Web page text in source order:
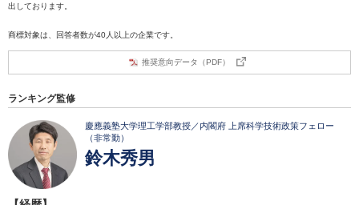
出しております。
商標対象は、回答者数が40人以上の企業です。
推奨意向データ（PDF）
ランキング監修
慶應義塾大学理工学部教授／内閣府 上席科学技術政策フェロー
（非常勤）
鈴木秀男